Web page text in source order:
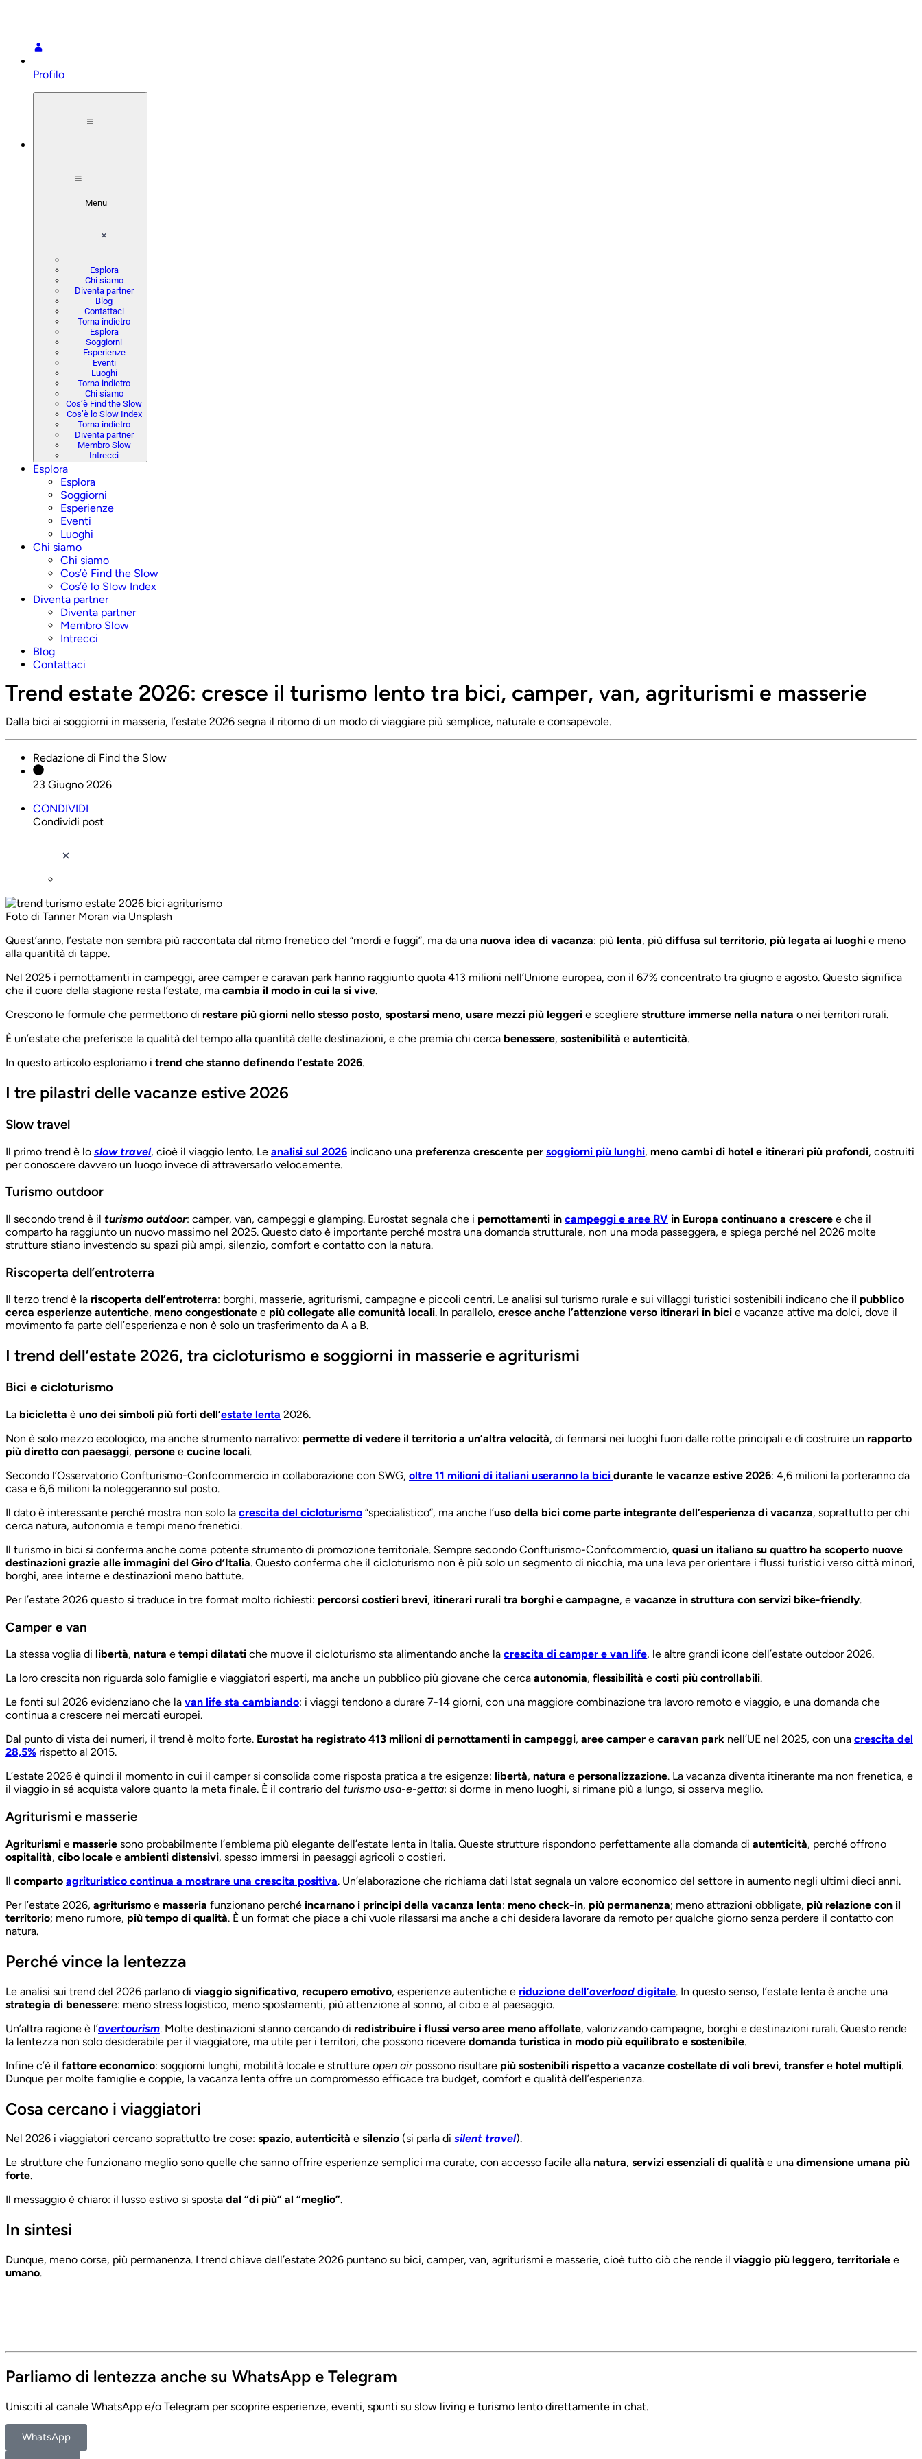
Profilo
Menu
Esplora
Chi siamo
Diventa partner
Blog
Contattaci
Torna indietro
Esplora
Soggiorni
Esperienze
Eventi
Luoghi
Torna indietro
Chi siamo
Cos’è Find the Slow
Cos’è lo Slow Index
Torna indietro
Diventa partner
Membro Slow
Intrecci
Esplora
Esplora
Soggiorni
Esperienze
Eventi
Luoghi
Chi siamo
Chi siamo
Cos’è Find the Slow
Cos’è lo Slow Index
Diventa partner
Diventa partner
Membro Slow
Intrecci
Blog
Contattaci
Trend estate 2026: cresce il turismo lento tra bici, camper, van, agriturismi e masserie
Dalla bici ai soggiorni in masseria, l’estate 2026 segna il ritorno di un modo di viaggiare più semplice, naturale e consapevole.
Redazione di Find the Slow
23 Giugno 2026
CONDIVIDI
Condividi post
Foto di Tanner Moran via Unsplash
Quest’anno, l’estate non sembra più raccontata dal ritmo frenetico del “mordi e fuggi”, ma da una nuova idea di vacanza: più lenta, più diffusa sul territorio, più legata ai luoghi e meno
alla quantità di tappe.
Nel 2025 i pernottamenti in campeggi, aree camper e caravan park hanno raggiunto quota 413 milioni nell’Unione europea, con il 67% concentrato tra giugno e agosto. Questo significa
che il cuore della stagione resta l’estate, ma cambia il modo in cui la si vive.
Crescono le formule che permettono di restare più giorni nello stesso posto, spostarsi meno, usare mezzi più leggeri e scegliere strutture immerse nella natura o nei territori rurali.
È un’estate che preferisce la qualità del tempo alla quantità delle destinazioni, e che premia chi cerca benessere, sostenibilità e autenticità.
In questo articolo esploriamo i trend che stanno definendo l’estate 2026.
I tre pilastri delle vacanze estive 2026
Slow travel
Il primo trend è lo slow travel, cioè il viaggio lento. Le analisi sul 2026 indicano una preferenza crescente per soggiorni più lunghi, meno cambi di hotel e itinerari più profondi, costruiti
per conoscere davvero un luogo invece di attraversarlo velocemente.
Turismo outdoor
Il secondo trend è il turismo outdoor: camper, van, campeggi e glamping. Eurostat segnala che i pernottamenti in campeggi e aree RV in Europa continuano a crescere e che il
comparto ha raggiunto un nuovo massimo nel 2025. Questo dato è importante perché mostra una domanda strutturale, non una moda passeggera, e spiega perché nel 2026 molte
strutture stiano investendo su spazi più ampi, silenzio, comfort e contatto con la natura.
Riscoperta dell’entroterra
Il terzo trend è la riscoperta dell’entroterra: borghi, masserie, agriturismi, campagne e piccoli centri. Le analisi sul turismo rurale e sui villaggi turistici sostenibili indicano che il pubblico
cerca esperienze autentiche, meno congestionate e più collegate alle comunità locali. In parallelo, cresce anche l’attenzione verso itinerari in bici e vacanze attive ma dolci, dove il
movimento fa parte dell’esperienza e non è solo un trasferimento da A a B.
I trend dell’estate 2026, tra cicloturismo e soggiorni in masserie e agriturismi
Bici e cicloturismo
La bicicletta è uno dei simboli più forti dell’estate lenta 2026.
Non è solo mezzo ecologico, ma anche strumento narrativo: permette di vedere il territorio a un’altra velocità, di fermarsi nei luoghi fuori dalle rotte principali e di costruire un rapporto
più diretto con paesaggi, persone e cucine locali.
Secondo l’Osservatorio Confturismo-Confcommercio in collaborazione con SWG, oltre 11 milioni di italiani useranno la bici durante le vacanze estive 2026: 4,6 milioni la porteranno da
casa e 6,6 milioni la noleggeranno sul posto.
Il dato è interessante perché mostra non solo la crescita del cicloturismo “specialistico”, ma anche l’uso della bici come parte integrante dell’esperienza di vacanza, soprattutto per chi
cerca natura, autonomia e tempi meno frenetici.
Il turismo in bici si conferma anche come potente strumento di promozione territoriale. Sempre secondo Confturismo-Confcommercio, quasi un italiano su quattro ha scoperto nuove
destinazioni grazie alle immagini del Giro d’Italia. Questo conferma che il cicloturismo non è più solo un segmento di nicchia, ma una leva per orientare i flussi turistici verso città minori,
borghi, aree interne e destinazioni meno battute.
Per l’estate 2026 questo si traduce in tre format molto richiesti: percorsi costieri brevi, itinerari rurali tra borghi e campagne, e vacanze in struttura con servizi bike-friendly.
Camper e van
La stessa voglia di libertà, natura e tempi dilatati che muove il cicloturismo sta alimentando anche la crescita di camper e van life, le altre grandi icone dell’estate outdoor 2026.
La loro crescita non riguarda solo famiglie e viaggiatori esperti, ma anche un pubblico più giovane che cerca autonomia, flessibilità e costi più controllabili.
Le fonti sul 2026 evidenziano che la van life sta cambiando: i viaggi tendono a durare 7-14 giorni, con una maggiore combinazione tra lavoro remoto e viaggio, e una domanda che
continua a crescere nei mercati europei.
Dal punto di vista dei numeri, il trend è molto forte. Eurostat ha registrato 413 milioni di pernottamenti in campeggi, aree camper e caravan park nell’UE nel 2025, con una crescita del
28,5% rispetto al 2015.
L’estate 2026 è quindi il momento in cui il camper si consolida come risposta pratica a tre esigenze: libertà, natura e personalizzazione. La vacanza diventa itinerante ma non frenetica, e
il viaggio in sé acquista valore quanto la meta finale. È il contrario del turismo usa-e-getta: si dorme in meno luoghi, si rimane più a lungo, si osserva meglio.
Agriturismi e masserie
Agriturismi e masserie sono probabilmente l’emblema più elegante dell’estate lenta in Italia. Queste strutture rispondono perfettamente alla domanda di autenticità, perché offrono
ospitalità, cibo locale e ambienti distensivi, spesso immersi in paesaggi agricoli o costieri.
Il comparto agrituristico continua a mostrare una crescita positiva. Un’elaborazione che richiama dati Istat segnala un valore economico del settore in aumento negli ultimi dieci anni.
Per l’estate 2026, agriturismo e masseria funzionano perché incarnano i principi della vacanza lenta: meno check-in, più permanenza; meno attrazioni obbligate, più relazione con il
territorio; meno rumore, più tempo di qualità. È un format che piace a chi vuole rilassarsi ma anche a chi desidera lavorare da remoto per qualche giorno senza perdere il contatto con
natura.
Perché vince la lentezza
Le analisi sui trend del 2026 parlano di viaggio significativo, recupero emotivo, esperienze autentiche e riduzione dell’overload digitale. In questo senso, l’estate lenta è anche una
strategia di benessere: meno stress logistico, meno spostamenti, più attenzione al sonno, al cibo e al paesaggio.
Un’altra ragione è l’overtourism. Molte destinazioni stanno cercando di redistribuire i flussi verso aree meno affollate, valorizzando campagne, borghi e destinazioni rurali. Questo rende
la lentezza non solo desiderabile per il viaggiatore, ma utile per i territori, che possono ricevere domanda turistica in modo più equilibrato e sostenibile.
Infine c’è il fattore economico: soggiorni lunghi, mobilità locale e strutture open airpossono risultare più sostenibili rispetto a vacanze costellate di voli brevi, transfer e hotel multipli.
Dunque per molte famiglie e coppie, la vacanza lenta offre un compromesso efficace tra budget, comfort e qualità dell’esperienza.
Cosa cercano i viaggiatori
Nel 2026 i viaggiatori cercano soprattutto tre cose: spazio, autenticità e silenzio (si parla di silent travel).
Le strutture che funzionano meglio sono quelle che sanno offrire esperienze semplici ma curate, con accesso facile alla natura, servizi essenziali di qualità e una dimensione umana più
forte.
Il messaggio è chiaro: il lusso estivo si sposta dal “di più” al “meglio”.
In sintesi
Dunque, meno corse, più permanenza. I trend chiave dell’estate 2026 puntano su bici, camper, van, agriturismi e masserie, cioè tutto ciò che rende il viaggio più leggero, territoriale e
umano.
Parliamo di lentezza anche su WhatsApp e Telegram
Unisciti al canale WhatsApp e/o Telegram per scoprire esperienze, eventi, spunti su slow living e turismo lento direttamente in chat.
WhatsApp